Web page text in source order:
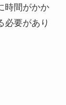
時間がかか
必要があり